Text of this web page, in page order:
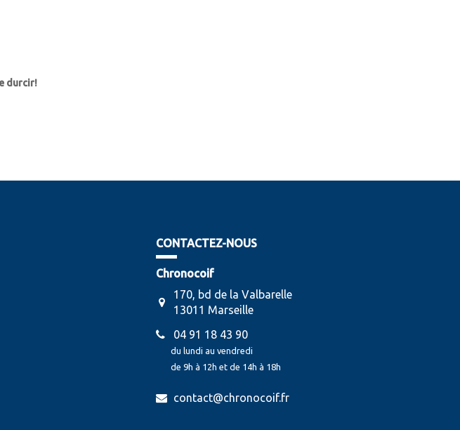
durcir!
CONTACTEZ-NOUS
Chronocoif
170, bd de la Valbarelle
13011 Marseille
04 91 18 43 90
du lundi au vendredi
de 9h à 12h et de 14h à 18h
contact@chronocoif.fr